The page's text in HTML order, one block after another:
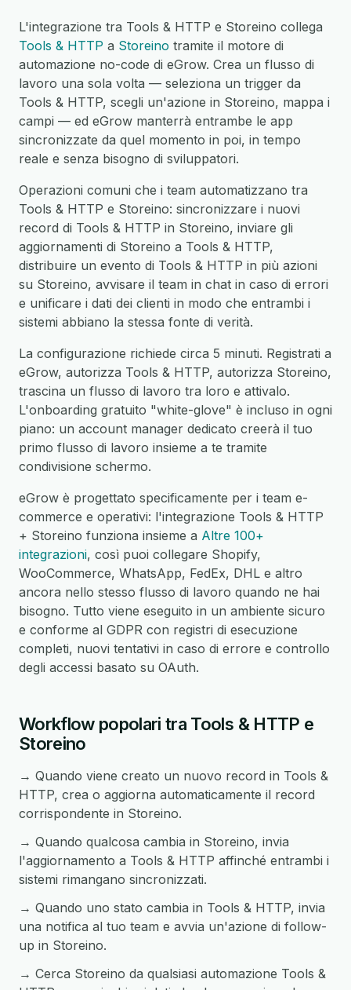
L'integrazione tra Tools & HTTP e Storeino collega
Tools & HTTP a Storeino tramite il motore di
automazione no-code di eGrow. Crea un flusso di
lavoro una sola volta — seleziona un trigger da
Tools & HTTP, scegli un'azione in Storeino, mappa i
campi — ed eGrow manterrà entrambe le app
sincronizzate da quel momento in poi, in tempo
reale e senza bisogno di sviluppatori.
Operazioni comuni che i team automatizzano tra
Tools & HTTP e Storeino: sincronizzare i nuovi
record di Tools & HTTP in Storeino, inviare gli
aggiornamenti di Storeino a Tools & HTTP,
distribuire un evento di Tools & HTTP in più azioni
su Storeino, avvisare il team in chat in caso di errori
e unificare i dati dei clienti in modo che entrambi i
sistemi abbiano la stessa fonte di verità.
La configurazione richiede circa 5 minuti. Registrati a
eGrow, autorizza Tools & HTTP, autorizza Storeino,
trascina un flusso di lavoro tra loro e attivalo.
L'onboarding gratuito "white-glove" è incluso in ogni
piano: un account manager dedicato creerà il tuo
primo flusso di lavoro insieme a te tramite
condivisione schermo.
eGrow è progettato specificamente per i team e-
commerce e operativi: l'integrazione Tools & HTTP
+ Storeino funziona insieme a Altre 100+
integrazioni, così puoi collegare Shopify,
WooCommerce, WhatsApp, FedEx, DHL e altro
ancora nello stesso flusso di lavoro quando ne hai
bisogno. Tutto viene eseguito in un ambiente sicuro
e conforme al GDPR con registri di esecuzione
completi, nuovi tentativi in caso di errore e controllo
degli accessi basato su OAuth.
Workflow popolari tra Tools & HTTP e
Storeino
→ Quando viene creato un nuovo record in Tools &
HTTP, crea o aggiorna automaticamente il record
corrispondente in Storeino.
→ Quando qualcosa cambia in Storeino, invia
l'aggiornamento a Tools & HTTP affinché entrambi i
sistemi rimangano sincronizzati.
→ Quando uno stato cambia in Tools & HTTP, invia
una notifica al tuo team e avvia un'azione di follow-
up in Storeino.
→ Cerca Storeino da qualsiasi automazione Tools &